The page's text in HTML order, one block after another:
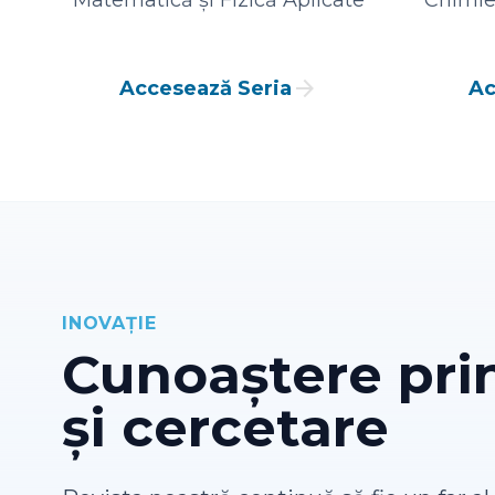
Accesează Seria arrow_forward
INOVAȚIE
Cunoaștere
și cercetare